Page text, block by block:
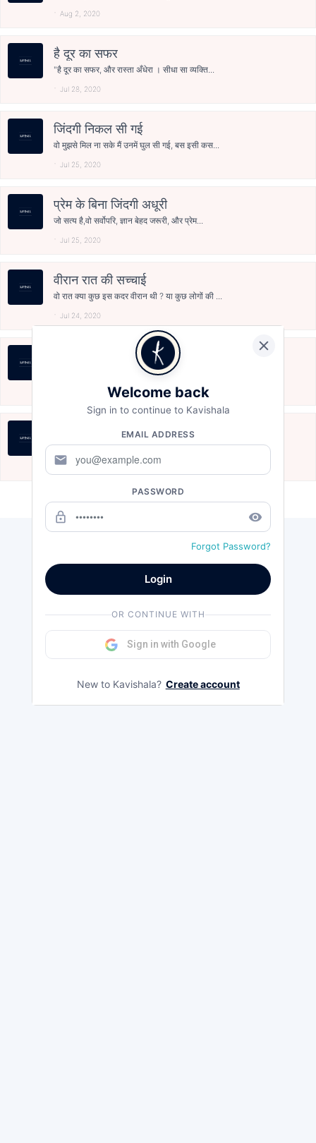
Aug 2, 2020
है दूर का सफर
"है दूर का सफर, और रास्ता अँधेरा । सीधा सा व्यक्ति...
Jul 28, 2020
जिंदगी निकल सी गई
वो मुझसे मिल ना सके मैं उनमें घुल सी गई, बस इसी कस...
Jul 25, 2020
प्रेम के बिना जिंदगी अधूरी
जो सत्य है,वो सर्वोपरि, ज्ञान बेहद जरूरी, और प्रेम...
Jul 25, 2020
वीरान रात की सच्चाई
वो रात क्या कुछ इस कदर वीरान थी ? या कुछ लोगों की ...
Jul 24, 2020
मेरे आज में, मेरे कल में, जीवन के हर एक पल में, शा...
संघर्ष मेरा जारी है
दर-बदर भटक रहा हूँ, नगें पैर चल रहा हूँ, हाथ में...
Jul 23, 2020
Load more
Welcome back
Sign in to continue to Kavishala
EMAIL ADDRESS
mail
PASSWORD
lock_outline remove_red_eye
Forgot Password?
Login
OR CONTINUE WITH
Sign in with Google
New to Kavishala? Create account